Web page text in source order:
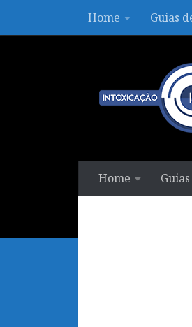
Skip to contentHome Guias
Home